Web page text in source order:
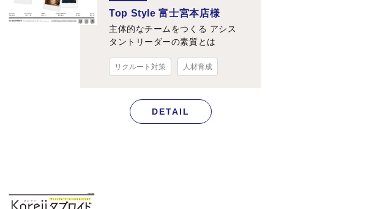
Top Style 富士宮本店様
主体的なチームをつくる アシス
タントリーダーの素質とは
リクルート対策 人材育成
DETAIL